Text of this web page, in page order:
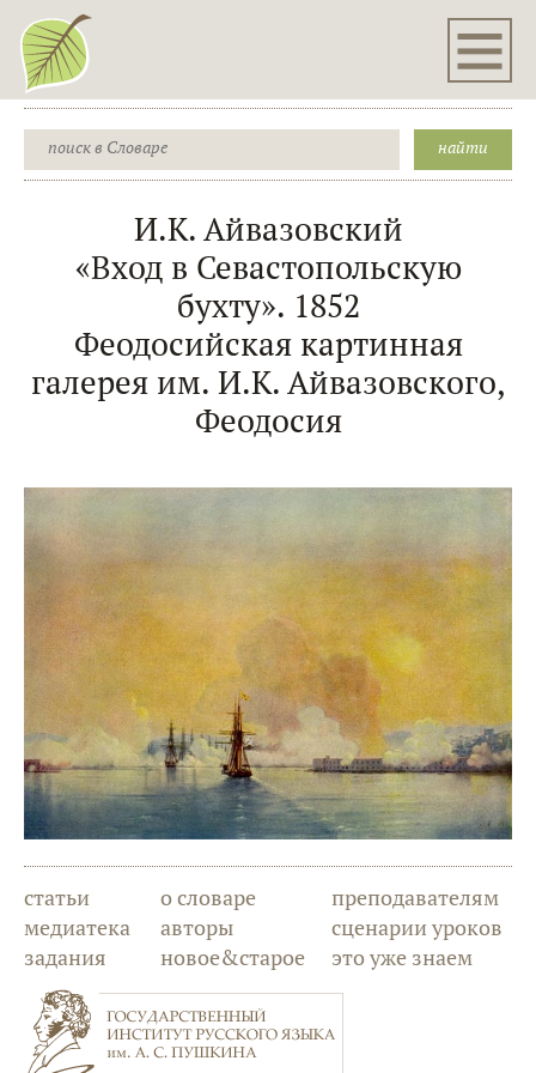
И.К. Айвазовский
«Вход в Севастопольскую
бухту». 1852
Феодосийская картинная
галерея им. И.К. Айвазовского,
Феодосия
статьи
медиатека
задания
о словаре
авторы
новое&старое
преподавателям
сценарии уроков
это уже знаем